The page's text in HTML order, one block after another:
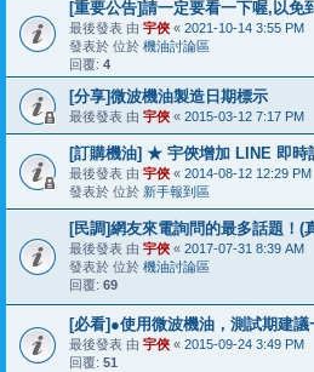
[重要公告]請一定要看一下喔,以免
最後發表 由 宇俠 « 2021-10-14 3:55 PM
發表於 位於 機油討論區
回覆: 4
[分享]微波機油製造日期標示
最後發表 由 宇俠 « 2015-03-12 7:17 PM
[訂購機油] ★ 宇俠增加 LINE 即
最後發表 由 宇俠 « 2014-08-12 12:29 PM
發表於 位於 新手報到區
[民調]網友來電詢問的最多話題！(
最後發表 由 宇俠 « 2017-07-31 8:39 AM
發表於 位於 機油討論區
回覆: 69
[必看]●使用微波機油，測試期建議
最後發表 由 宇俠 « 2015-09-24 3:49 PM
回覆: 51